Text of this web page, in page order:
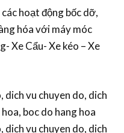
hoạt động bốc dỡ,
hóa với máy móc
Xe Cẩu- Xe kéo – Xe
dich vu chuyen do, dich
boc do hang hoa
dich vu chuyen do, dich